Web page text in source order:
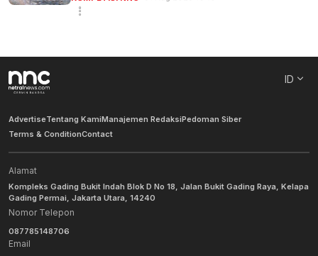
ID
AdvertiseTentang KamiManajemen RedaksiPedoman Siber
Terms & ConditionContact
Alamat
Kompleks Gading Bukit Indah Blok D No 18, Jalan Bukit Gading Raya, Kelapa
Gading Permai, Jakarta Utara, 14240
Nomor Telepon
087785148706
Email